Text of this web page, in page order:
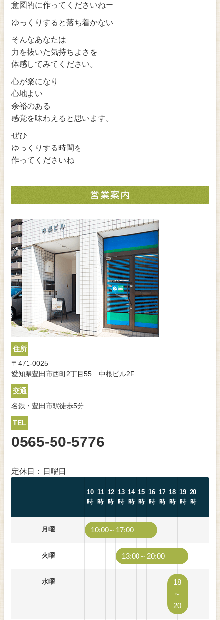
意図的に作ってくださいねー
ゆっくりすると落ち着かない
そんなあなたは
力を抜いた気持ちよさを
体感してみてください。
心が楽になり
心地よい
余裕のある
感覚を味わえると思います。
ぜひ
ゆっくりする時間を
作ってくださいね
住所
〒471-0025
愛知県豊田市西町2丁目55 中根ビル2F
交通
名鉄・豊田市駅徒歩5分
TEL
0565-50-5776
定休日：日曜日
10
時
11
時
12
時
13
時
14
時
15
時
16
時
17
時
18
時
19
時
20
時
月曜 10:00～17:00
火曜 13:00～20:00
水曜
18
～
20